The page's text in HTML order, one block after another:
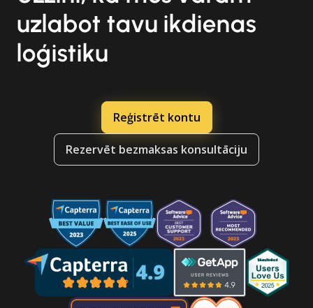
uzlabot tavu ikdienas
loģistiku
Reģistrēt kontu
Rezervēt bezmaksas konsultāciju